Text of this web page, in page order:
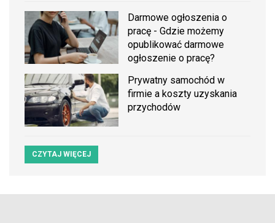
Darmowe ogłoszenia o
pracę - Gdzie możemy
opublikować darmowe
ogłoszenie o pracę?
Prywatny samochód w
firmie a koszty uzyskania
przychodów
CZYTAJ WIĘCEJ